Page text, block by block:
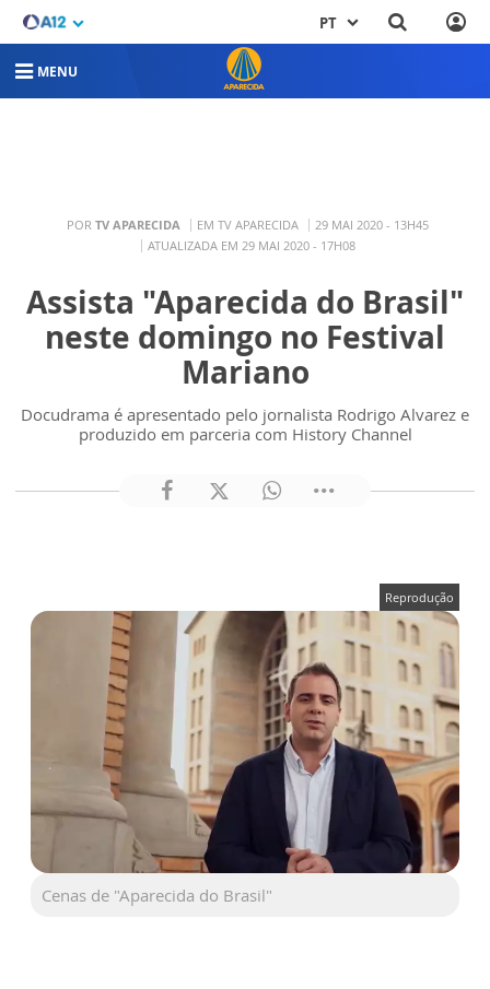
PT
MENU
POR TV APARECIDA EM TV APARECIDA
29 MAI 2020 - 13H45
ATUALIZADA EM 29 MAI 2020 - 17H08
Assista "Aparecida do Brasil"
neste domingo no Festival
Mariano
Docudrama é apresentado pelo jornalista Rodrigo Alvarez e
produzido em parceria com History Channel
Reprodução
Cenas de "Aparecida do Brasil"